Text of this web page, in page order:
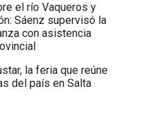
el río Vaqueros y
Sáenz supervisó la
con asistencia
la feria que reúne
del país en Salta